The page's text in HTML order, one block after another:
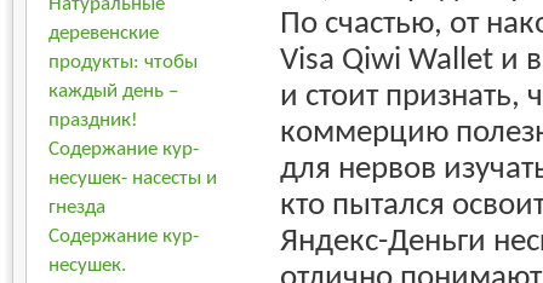
Натуральные
деревенские
продукты: чтобы
каждый день –
праздник!
Содержание кур-
несушек- насесты и
гнезда
Содержание кур-
несушек.
По счастью, от
Visa Qiwi Wallet и
и стоит признать,
коммерцию
для нервов
кто пытался
Яндекс-Деньги